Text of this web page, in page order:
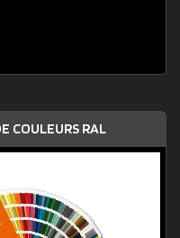
COULEURS RAL